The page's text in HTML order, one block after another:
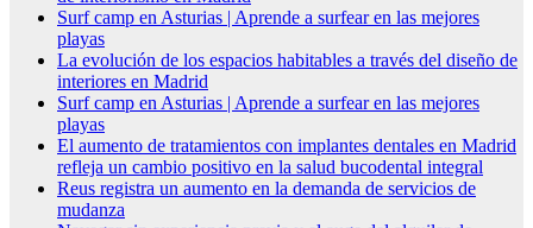
Surf camp en Asturias | Aprende a surfear en las mejores
playas
La evolución de los espacios habitables a través del diseño de
interiores en Madrid
Surf camp en Asturias | Aprende a surfear en las mejores
playas
El aumento de tratamientos con implantes dentales en Madrid
refleja un cambio positivo en la salud bucodental integral
Reus registra un aumento en la demanda de servicios de
mudanza